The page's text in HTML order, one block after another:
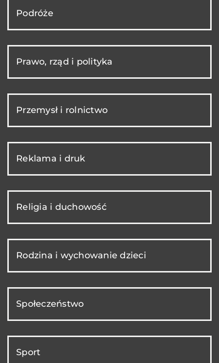
Podróże
Prawo, rząd i polityka
Przemysł i rolnictwo
Reklama i druk
Religia i duchowość
Rodzina i wychowanie dzieci
Społeczeństwo
Sport